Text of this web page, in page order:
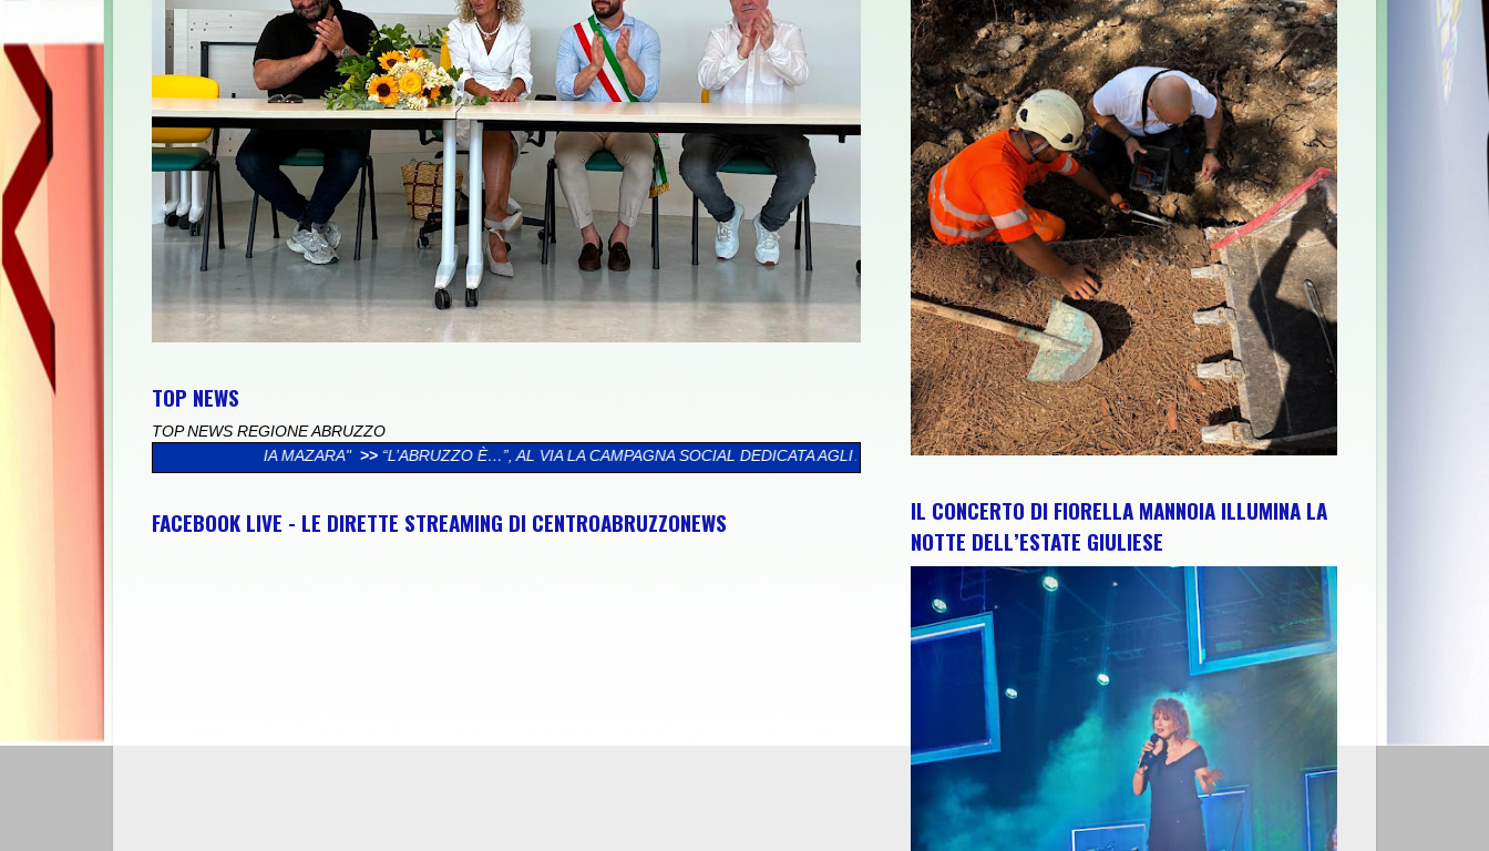
TOP NEWS
TOP NEWS REGIONE ABRUZZO
“L’ABRUZZO È…”, AL VIA LA CAMPAGNA SOCIAL DEDICATA AGLI ABRUZZESI NEL MONDO >> CIP E REGIONE ABRUZZO PER RAFFORZARE IMPIANTI, RISORSE E TERRITORIO: IL
FACEBOOK LIVE - LE DIRETTE STREAMING DI CENTROABRUZZONEWS
IL CONCERTO DI FIORELLA MANNOIA ILLUMINA LA
NOTTE DELL’ESTATE GIULIESE